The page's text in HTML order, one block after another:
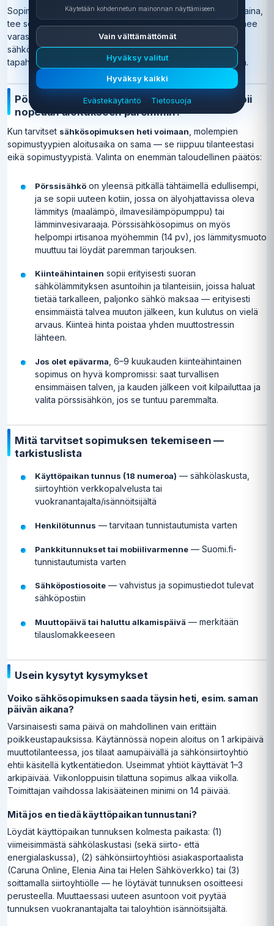
Sopimuksen käsittely vie 1–3 arkipäivää. Jos muutat perjantaina,
tee sopimus viimeistään tiistaina — muuten viikonloppu menee
varasyöttösähköllä. Muista myös ilmoittaa muutosta
sähkönsiirtoyhtiölle (Caruna, Elenia jne.) erikseen — se ei
tapahdu automaattisesti sähkönmyyjän vaihdon yhteydessä.
Pörssisähkö vai kiinteähintainen — kumpi sopii
nopeaan aloitukseen paremmin?
Kun tarvitset sähkösopimuksen heti voimaan , molempien
sopimustyypien aloitusaika on sama — se riippuu tilanteestasi
eikä sopimustyypistä. Valinta on enemmän taloudellinen päätös:
Pörssisähköon yleensä pitkällä tähtäimellä edullisempi,
ja se sopii uuteen kotiin, jossa on älyohjattavissa oleva
lämmitys (maalämpö, ilmavesilämpöpumppu) tai
lämminvesivaraaja. Pörssisähkösopimus on myös
helpompi irtisanoa myöhemmin (14 pv), jos lämmitysmuoto
muuttuu tai löydät paremman tarjouksen.
Kiinteähintainen sopii erityisesti suoran
sähkölämmityksen asuntoihin ja tilanteisiin, joissa haluat
tietää tarkalleen, paljonko sähkö maksaa — erityisesti
ensimmäistä talvea muuton jälkeen, kun kulutus on vielä
arvaus. Kiinteä hinta poistaa yhden muuttostressin
lähteen.
Jos olet epävarma , 6–9 kuukauden kiinteähintainen
sopimus on hyvä kompromissi: saat turvallisen
ensimmäisen talven, ja kauden jälkeen voit kilpailuttaa ja
valita pörssisähkön, jos se tuntuu paremmalta.
Mitä tarvitset sopimuksen tekemiseen —
tarkistuslista
Käyttöpaikan tunnus (18 numeroa) — sähkölaskusta,
siirtoyhtiön verkkopalvelusta tai
vuokranantajalta/isännöitsijältä
Henkilötunnus — tarvitaan tunnistautumista varten
Pankkitunnukset tai mobiilivarmenne— Suomi.fi-
tunnistautumista varten
Sähköpostiosoite— vahvistus ja sopimustiedot tulevat
sähköpostiin
Muuttopäivä tai haluttu alkamispäivä — merkitään
tilauslomakkeeseen
Usein kysytyt kysymykset
Voiko sähkösopimuksen saada täysin heti, esim. saman
päivän aikana?
Varsinaisesti sama päivä on mahdollinen vain erittäin
poikkeustapauksissa. Käytännössä nopein aloitus on 1 arkipäivä
muuttotilanteessa, jos tilaat aamupäivällä ja sähkönsiirtoyhtiö
ehtii käsitellä kytkentätiedon. Useimmat yhtiöt käyttävät 1–3
arkipäivää. Viikonloppuisin tilattuna sopimus alkaa viikolla.
Toimittajan vaihdossa lakisääteinen minimi on 14 päivää.
Mitä jos en tiedä käyttöpaikan tunnustani?
Löydät käyttöpaikan tunnuksen kolmesta paikasta: (1)
viimeisimmästä sähkölaskustasi (sekä siirto- että
energialaskussa), (2) sähkönsiirtoyhtiösi asiakasportaalista
(Caruna Online, Elenia Aina tai Helen Sähköverkko) tai (3)
soittamalla siirtoyhtiölle — he löytävät tunnuksen osoitteesi
perusteella. Muuttaessasi uuteen asuntoon voit pyytää
tunnuksen vuokranantajalta tai taloyhtiön isännöitsijältä.
Käytetään kohdennetun mainonnan näyttämiseen.
Vain välttämättömät
Hyväksy valitut
Hyväksy kaikki
Evästekäytäntö Tietosuoja